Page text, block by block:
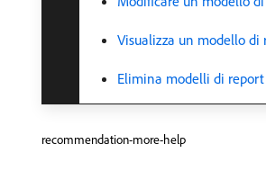
Visualizza un modello di
Elimina modelli di report
recommendation-more-help